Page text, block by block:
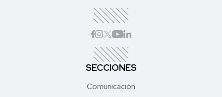
SECCIONES
Comunicación